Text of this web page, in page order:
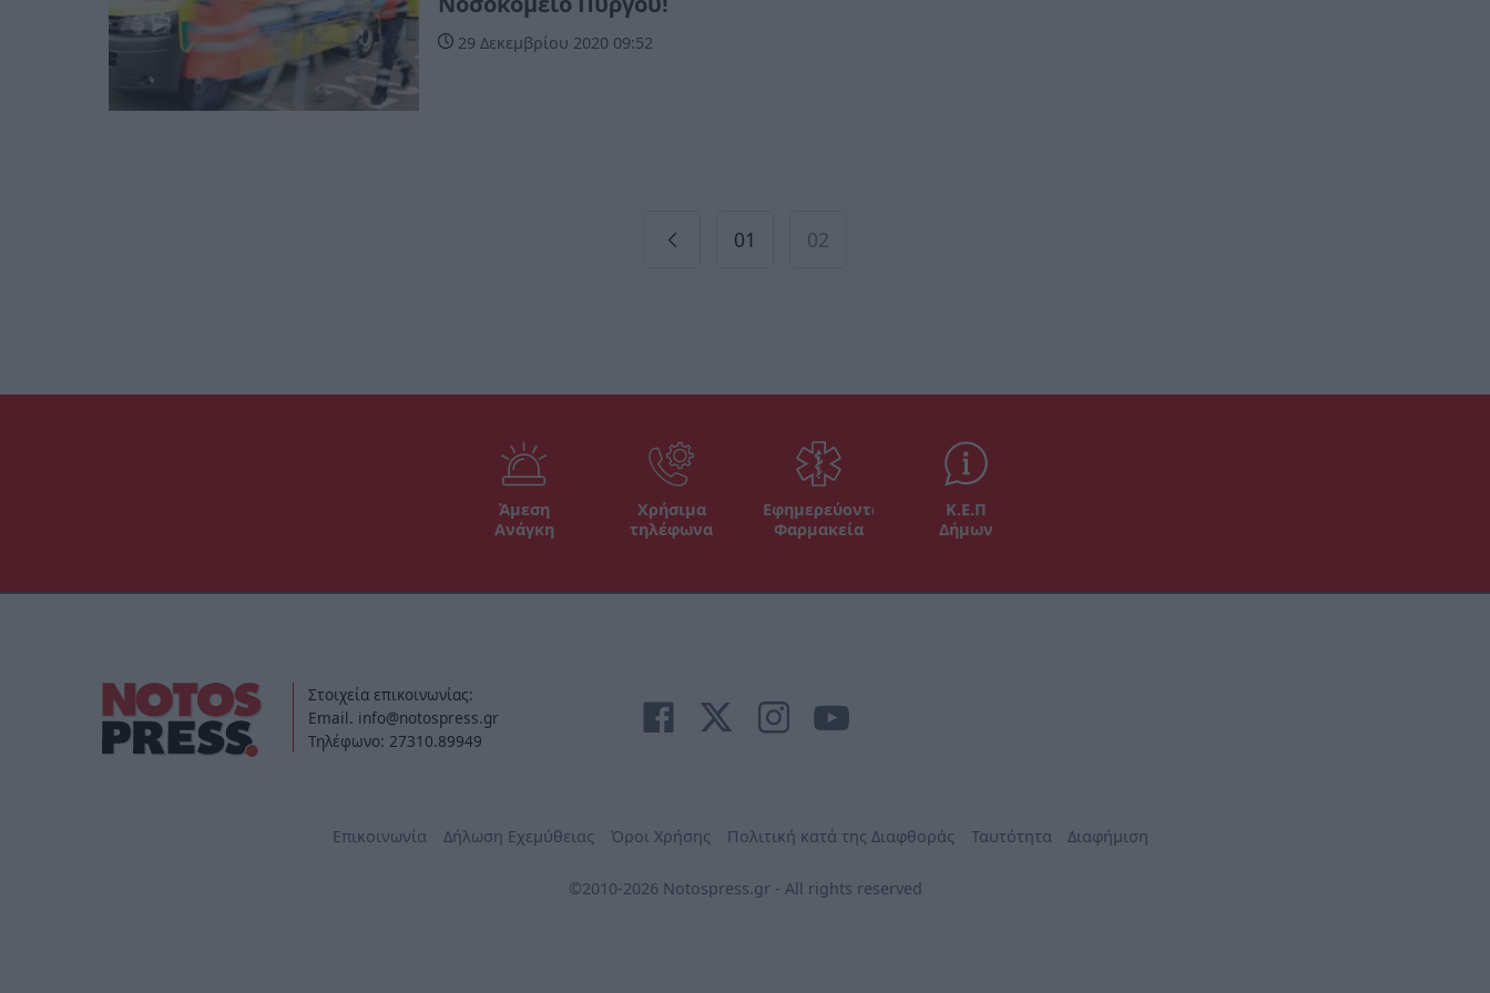
29 Δεκεμβρίου 2020 09:52
02
Άμεση
Ανάγκη
Χρήσιμα
τηλέφωνα
Εφημερεύοντα
Φαρμακεία
Κ.Ε.Π
Δήμων
Στοιχεία επικοινωνίας:
Email. info@notospress.gr
Τηλέφωνο: 27310.89949
Επικοινωνία Δήλωση Εχεμύθειας Όροι Χρήσης Πολιτική κατά της Διαφθοράς Ταυτότητα Διαφήμιση
©2010-2026 Notospress.gr - All rights reserved